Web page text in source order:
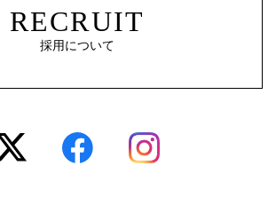
RECRUIT
採用について